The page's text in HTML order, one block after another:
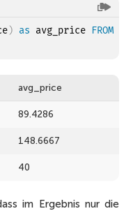
) as avg_price FROM
avg_price
89.4286
148.6667
40
im Ergebnis nur die